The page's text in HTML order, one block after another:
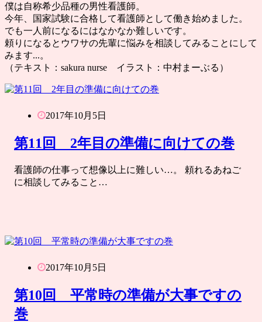
僕は自称希少品種の男性看護師。
今年、国家試験に合格して看護師として働き始めました。
でも一人前になるにはなかなか難しいです。
頼りになるとウワサの先輩に悩みを相談してみることにして
みます...。
（テキスト：sakura nurse イラスト：中村まーぶる）
2017年10月5日
第11回 2年目の準備に向けての巻
看護師の仕事って想像以上に難しい…。 頼れるあねご
に相談してみること…
2017年10月5日
第10回 平常時の準備が大事ですの
巻